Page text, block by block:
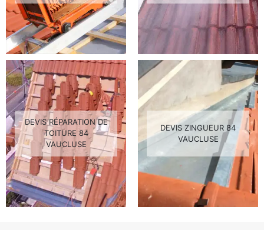
DEVIS RÉPARATION DE
TOITURE 84
VAUCLUSE
DEVIS ZINGUEUR 84
VAUCLUSE